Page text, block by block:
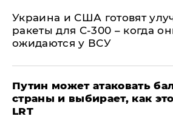
Украина и США готовят
ракеты для С-300 – когда
ожидаются у ВСУ
Путин может атаковать
страны и выбирает, как
LRT